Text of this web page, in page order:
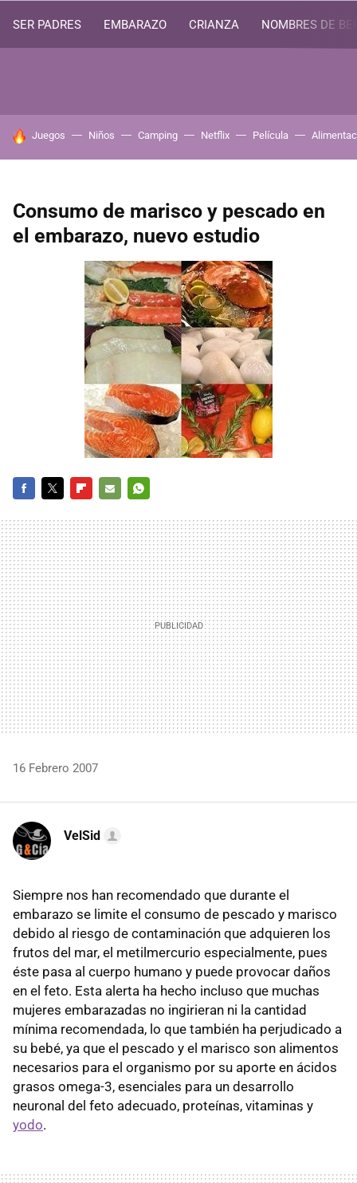
SER PADRES EMBARAZO CRIANZA NOMBRES DE
HOY SE HABLA DE
Juegos Niños Camping Netflix Película
Consumo de marisco y pescado en
el embarazo, nuevo estudio
MAIL
16 Febrero 2007
VelSid
Siempre nos han recomendado que durante el
embarazo se limite el consumo de pescado y marisco
debido al riesgo de contaminación que adquieren los
frutos del mar, el metilmercurio especialmente, pues
éste pasa al cuerpo humano y puede provocar daños
en el feto. Esta alerta ha hecho incluso que muchas
mujeres embarazadas no ingirieran ni la cantidad
mínima recomendada, lo que también ha perjudicado a
su bebé, ya que el pescado y el marisco son alimentos
necesarios para el organismo por su aporte en ácidos
grasos omega-3, esenciales para un desarrollo
neuronal del feto adecuado, proteínas, vitaminas y
yodo.